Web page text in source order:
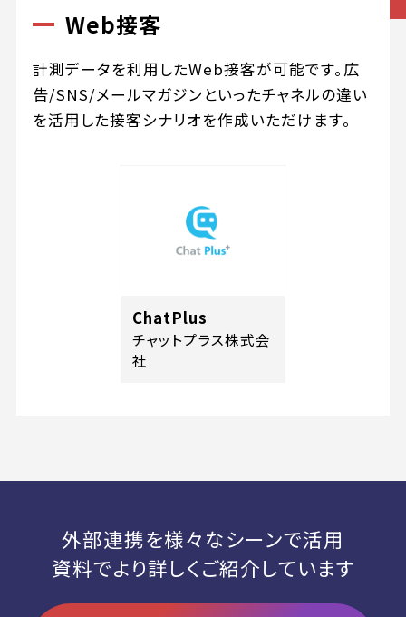
Web接客
計測データを利用したWeb接客が可能です。広
告/SNS/メールマガジンといったチャネルの違い
を活用した接客シナリオを作成いただけます。
ChatPlus
チャットプラス株式会
社
外部連携を様々なシーンで活用
資料でより詳しくご紹介しています